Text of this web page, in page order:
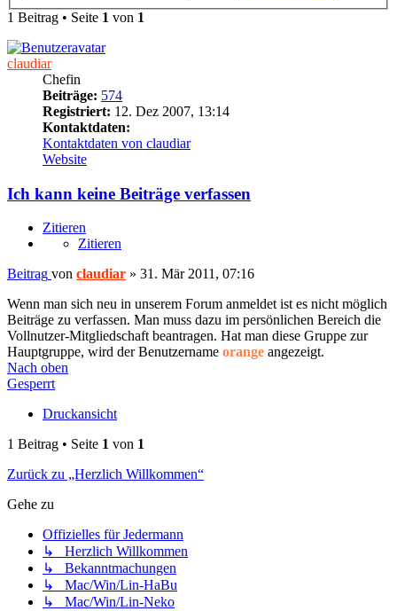
1 Beitrag • Seite 1 von 1
claudiar
Chefin
Beiträge: 574
Registriert: 12. Dez 2007, 13:14
Kontaktdaten:
Kontaktdaten von claudiar
Website
Ich kann keine Beiträge verfassen
Zitieren
Zitieren
Beitrag von claudiar » 31. Mär 2011, 07:16
Wenn man sich neu in unserem Forum anmeldet ist es nicht möglich
Beiträge zu verfassen. Man muss dazu im persönlichen Bereich die
Vollnutzer-Mitgliedschaft beantragen. Hat man diese Gruppe zur
Hauptgruppe, wird der Benutzername orange angezeigt.
Nach oben
Gesperrt
Druckansicht
1 Beitrag • Seite 1 von 1
Zurück zu „Herzlich Willkommen“
Gehe zu
Offizielles für Jedermann
↳ Herzlich Willkommen
↳ Bekanntmachungen
↳ Mac/Win/Lin-HaBu
↳ Mac/Win/Lin-Neko